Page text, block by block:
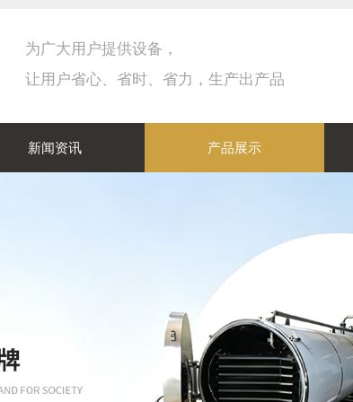
为广大用户提供设备，
让用户省心、省时、省力，生产出产品
新闻资讯 产品展示